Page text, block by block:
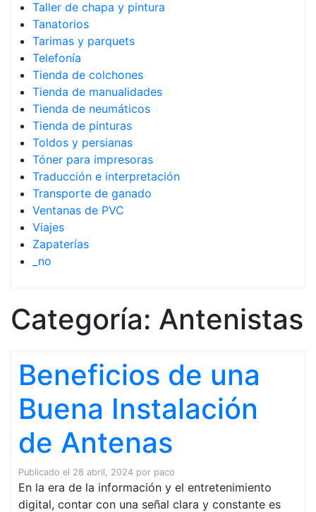
Taller de chapa y pintura
Tanatorios
Tarimas y parquets
Telefonía
Tienda de colchones
Tienda de manualidades
Tienda de neumáticos
Tienda de pinturas
Toldos y persianas
Tóner para impresoras
Traducción e interpretación
Transporte de ganado
Ventanas de PVC
Viajes
Zapaterías
_no
Categoría: Antenistas
Beneficios de una
Buena Instalación
de Antenas
Publicado el 28 abril, 2024 por paco
En la era de la información y el entretenimiento
digital, contar con una señal clara y constante es